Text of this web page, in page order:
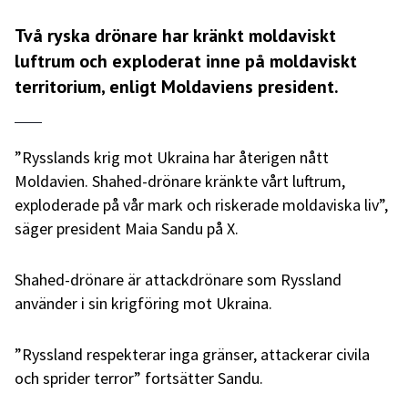
Två ryska drönare har kränkt moldaviskt
luftrum och exploderat inne på moldaviskt
territorium, enligt Moldaviens president.
”Rysslands krig mot Ukraina har återigen nått
Moldavien. Shahed-drönare kränkte vårt luftrum,
exploderade på vår mark och riskerade moldaviska liv”,
säger president Maia Sandu på X.
Shahed-drönare är attackdrönare som Ryssland
använder i sin krigföring mot Ukraina.
”Ryssland respekterar inga gränser, attackerar civila
och sprider terror” fortsätter Sandu.